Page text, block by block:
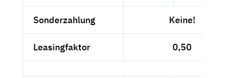
Sonderzahlung Keine!
Leasingfaktor 0,50